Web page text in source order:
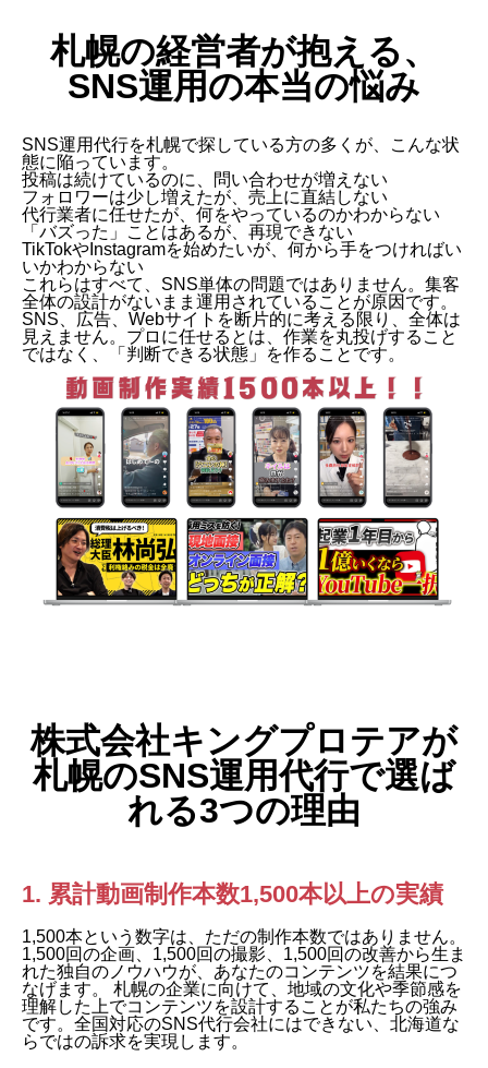
札幌の経営者が抱える、
SNS運用の本当の悩み
SNS運用代行を札幌で探している方の多くが、こんな状
態に陥っています。
投稿は続けているのに、問い合わせが増えない
フォロワーは少し増えたが、売上に直結しない
代行業者に任せたが、何をやっているのかわからない
「バズった」ことはあるが、再現できない
TikTokやInstagramを始めたいが、何から手をつければい
いかわからない
これらはすべて、SNS単体の問題ではありません。集客
全体の設計がないまま運用されていることが原因です。
SNS、広告、Webサイトを断片的に考える限り、全体は
見えません。プロに任せるとは、作業を丸投げすること
ではなく、「判断できる状態」を作ることです。
株式会社キングプロテアが
札幌のSNS運用代行で選ば
れる3つの理由
1. 累計動画制作本数1,500本以上の実績
1,500本という数字は、ただの制作本数ではありません。
1,500回の企画、1,500回の撮影、1,500回の改善から生ま
れた独自のノウハウが、あなたのコンテンツを結果につ
なげます。 札幌の企業に向けて、地域の文化や季節感を
理解した上でコンテンツを設計することが私たちの強み
です。全国対応のSNS代行会社にはできない、北海道な
らではの訴求を実現します。